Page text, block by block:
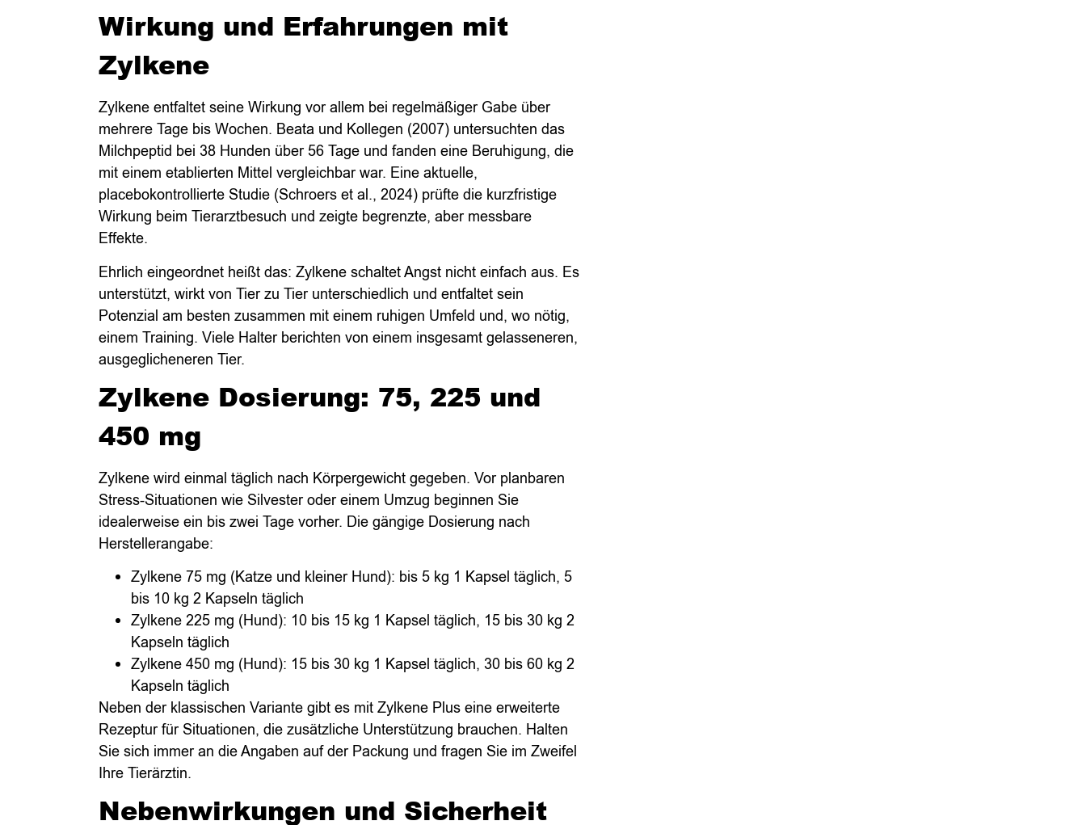
Wirkung und Erfahrungen mit
Zylkene
Zylkene entfaltet seine Wirkung vor allem bei regelmäßiger Gabe über
mehrere Tage bis Wochen. Beata und Kollegen (2007) untersuchten das
Milchpeptid bei 38 Hunden über 56 Tage und fanden eine Beruhigung, die
mit einem etablierten Mittel vergleichbar war. Eine aktuelle,
placebokontrollierte Studie (Schroers et al., 2024) prüfte die kurzfristige
Wirkung beim Tierarztbesuch und zeigte begrenzte, aber messbare
Effekte.
Ehrlich eingeordnet heißt das: Zylkene schaltet Angst nicht einfach aus. Es
unterstützt, wirkt von Tier zu Tier unterschiedlich und entfaltet sein
Potenzial am besten zusammen mit einem ruhigen Umfeld und, wo nötig,
einem Training. Viele Halter berichten von einem insgesamt gelasseneren,
ausgeglicheneren Tier.
Zylkene Dosierung: 75, 225 und
450 mg
Zylkene wird einmal täglich nach Körpergewicht gegeben. Vor planbaren
Stress-Situationen wie Silvester oder einem Umzug beginnen Sie
idealerweise ein bis zwei Tage vorher. Die gängige Dosierung nach
Herstellerangabe:
Zylkene 75 mg (Katze und kleiner Hund): bis 5 kg 1 Kapsel täglich, 5
bis 10 kg 2 Kapseln täglich
Zylkene 225 mg (Hund): 10 bis 15 kg 1 Kapsel täglich, 15 bis 30 kg 2
Kapseln täglich
Zylkene 450 mg (Hund): 15 bis 30 kg 1 Kapsel täglich, 30 bis 60 kg 2
Kapseln täglich
Neben der klassischen Variante gibt es mit Zylkene Plus eine erweiterte
Rezeptur für Situationen, die zusätzliche Unterstützung brauchen. Halten
Sie sich immer an die Angaben auf der Packung und fragen Sie im Zweifel
Ihre Tierärztin.
Nebenwirkungen und Sicherheit